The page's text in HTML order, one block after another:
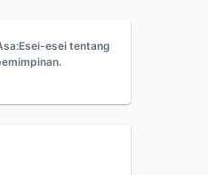
esei tentang